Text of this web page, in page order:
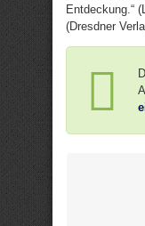
Entdeckung.“
(Dresdner